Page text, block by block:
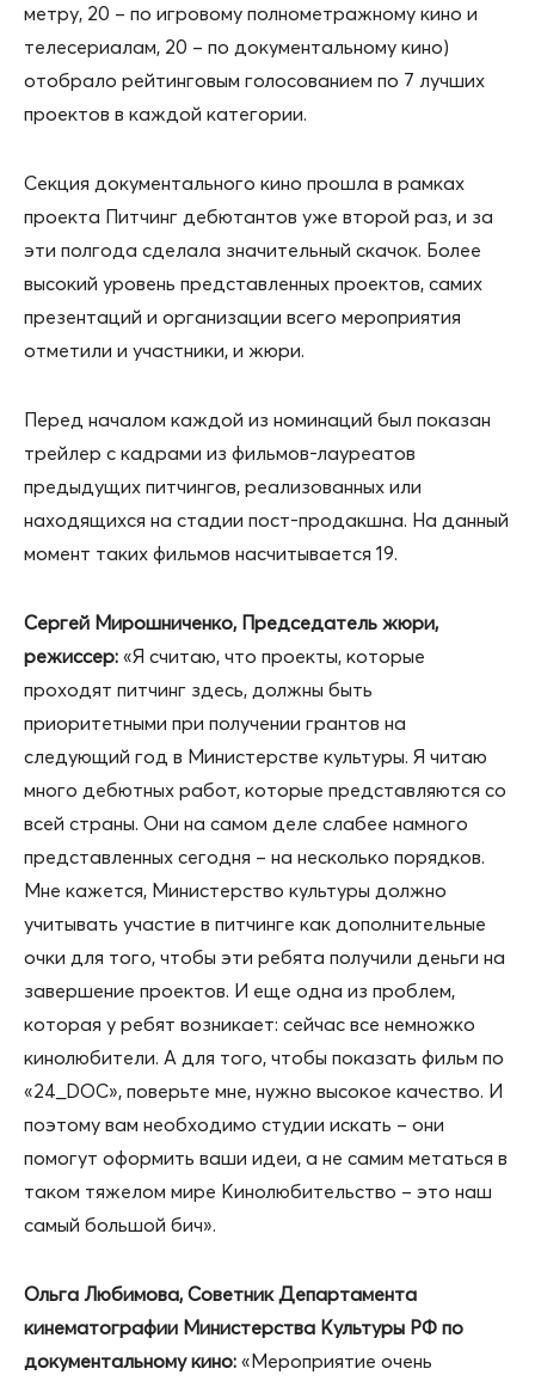
метру, 20 – по игровому полнометражному кино и
телесериалам, 20 – по документальному кино)
отобрало рейтинговым голосованием по 7 лучших
проектов в каждой категории.
Секция документального кино прошла в рамках
проекта Питчинг дебютантов уже второй раз, и за
эти полгода сделала значительный скачок. Более
высокий уровень представленных проектов, самих
презентаций и организации всего мероприятия
отметили и участники, и жюри.
Перед началом каждой из номинаций был показан
трейлер с кадрами из фильмов-лауреатов
предыдущих питчингов, реализованных или
находящихся на стадии пост-продакшна. На данный
момент таких фильмов насчитывается 19.
Сергей Мирошниченко, Председатель жюри,
режиссер: «Я считаю, что проекты, которые
проходят питчинг здесь, должны быть
приоритетными при получении грантов на
следующий год в Министерстве культуры. Я читаю
много дебютных работ, которые представляются со
всей страны. Они на самом деле слабее намного
представленных сегодня – на несколько порядков.
Мне кажется, Министерство культуры должно
учитывать участие в питчинге как дополнительные
очки для того, чтобы эти ребята получили деньги на
завершение проектов. И еще одна из проблем,
которая у ребят возникает: сейчас все немножко
кинолюбители. А для того, чтобы показать фильм по
«24_DOC», поверьте мне, нужно высокое качество. И
поэтому вам необходимо студии искать – они
помогут оформить ваши идеи, а не самим метаться в
таком тяжелом мире Кинолюбительство – это наш
самый большой бич».
Ольга Любимова, Советник Департамента
кинематографии Министерства Культуры РФ по
документальному кино: «Мероприятие очень